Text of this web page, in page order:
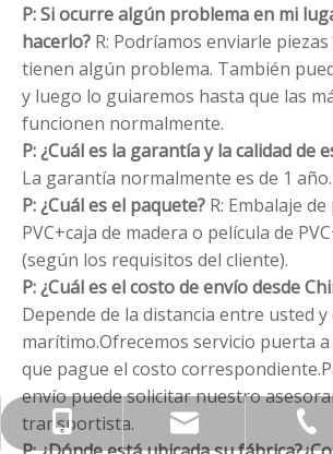
P: Si ocurre algún problema en mi
hacerlo? R: Podríamos enviarle
tienen algún problema. También
y luego lo guiaremos hasta que las
funcionen normalmente.
P: ¿Cuál es la garantía y la calidad de
La garantía normalmente es de 1 año.
P: ¿Cuál es el paquete? R: Embalaje
PVC+caja de madera o película de
(según los requisitos del cliente).
P: ¿Cuál es el costo de envío desde
Depende de la distancia entre usted
marítimo.Ofrecemos servicio puerta
que pague el costo
envío puede solicitar nuestro
transportista.
0086-13822417621
softlife@softlife.com.cn
0750-5489338